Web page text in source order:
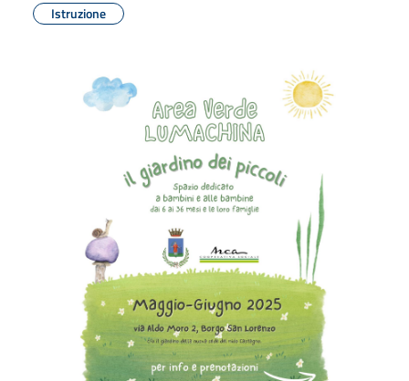
Istruzione